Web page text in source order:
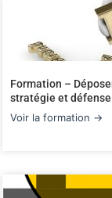
Formation –
stratégie et
Voir la formation →